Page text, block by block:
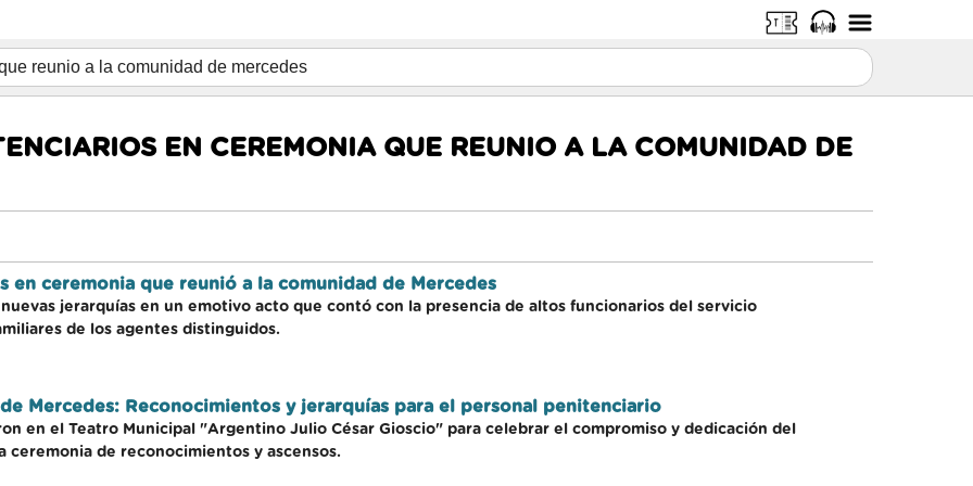
EN CEREMONIA QUE REUNIO A LA COMUNIDAD DE
en ceremonia que reunió a la comunidad de Mercedes
jerarquías en un emotivo acto que contó con la presencia de altos funcionarios del servicio
de los agentes distinguidos.
Mercedes: Reconocimientos y jerarquías para el personal penitenciario
en el Teatro Municipal "Argentino Julio César Gioscio" para celebrar el compromiso y dedicación del
de reconocimientos y ascensos.